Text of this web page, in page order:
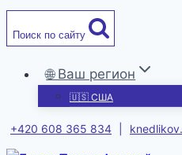
Перейти
Поиск по сайту
🌐 Ваш регион
🇺🇸 США
+420 608 365 834